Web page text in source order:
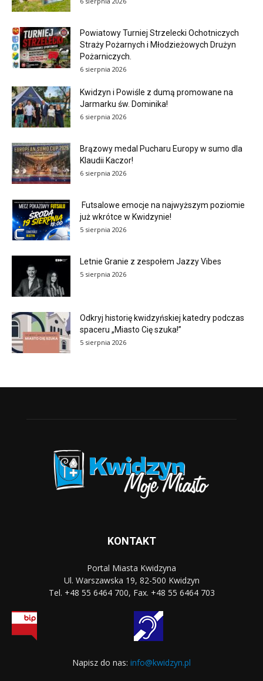
Powiatowy Turniej Strzelecki Ochotniczych
Straży Pożarnych i Młodzieżowych Drużyn
Pożarniczych.
6 sierpnia 2026
Kwidzyn i Powiśle z dumą promowane na
Jarmarku św. Dominika!
6 sierpnia 2026
Brązowy medal Pucharu Europy w sumo dla
Klaudii Kaczor!
6 sierpnia 2026
Futsalowe emocje na najwyższym poziomie
już wkrótce w Kwidzynie!
5 sierpnia 2026
Letnie Granie z zespołem Jazzy Vibes
5 sierpnia 2026
Odkryj historię kwidzyńskiej katedry podczas
spaceru „Miasto Cię szuka!”
5 sierpnia 2026
KONTAKT
Portal Miasta Kwidzyna
Ul. Warszawska 19, 82-500 Kwidzyn
Tel. +48 55 6464 700, Fax. +48 55 6464 703
Napisz do nas: info@kwidzyn.pl